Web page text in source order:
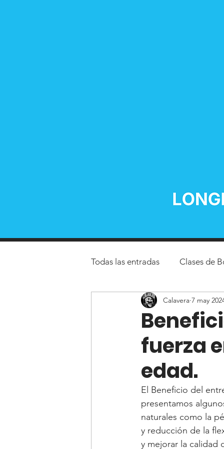
Todas las entradas Clases de
Gimnadio de crossfit
clases de pole fitness
entrenamiento funcional
fuerza
edad.
Calavera 7 may
El Beneficio del
presentamos
naturales como la
y reducción de la
y mejorar la calidad